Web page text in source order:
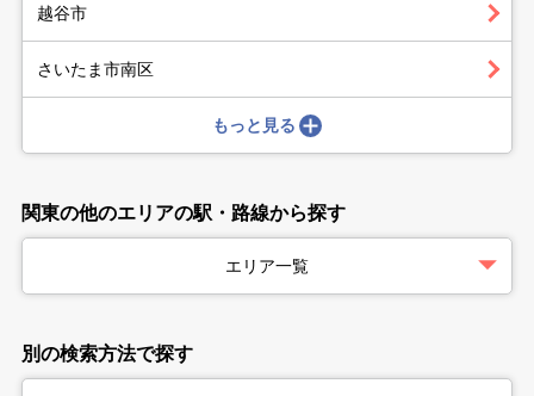
越谷市
さいたま市南区
もっと見る
関東の他のエリアの駅・路線から探す
エリア一覧
別の検索方法で探す